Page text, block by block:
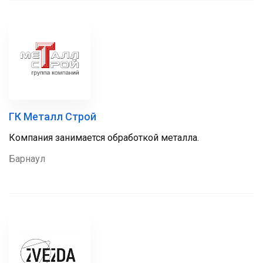
ГК Металл Строй
Компания занимается обработкой металла.
Барнаул